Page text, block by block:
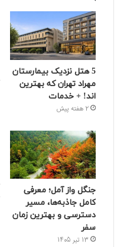
5 هتل نزدیک بیمارستان
مهراد تهران که بهترین‌
اند! + خدمات
2 هفته پیش
جنگل واز آمل؛ معرفی
کامل جاذبه‌ها، مسیر
دسترسی و بهترین زمان
سفر
13 تیر 1405